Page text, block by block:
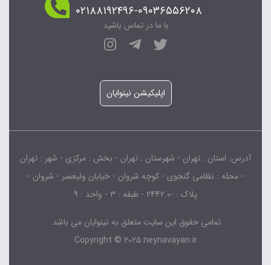
۰۲۱۸۸۱۹۲۴۹۶-۰۹۰۳۶۵۵۶۲۰۸
با ما در تماس باشید
اپلیکیشن نینوایان
آدرس: استان : تهران - شهرستان : تهران - بخش : مرکزی - شهر : تهران
- محله : نظامی گنجوی - کوچه شروان - خیابان ولیعصر - شروان -
پلاک : -2442.0 - طبقه : 3 - واحد : 9
تمامی حقوق این سایت متعلق به نینوایان می باشد.
Copyright © 2025 neynavayan.ir